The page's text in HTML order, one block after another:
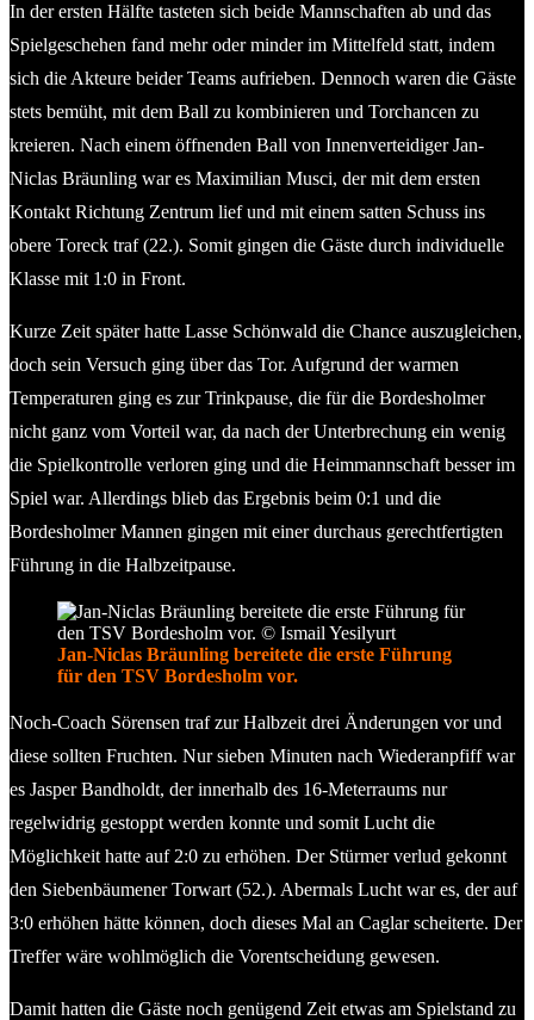
In der ersten Hälfte tasteten sich beide Mannschaften ab und das
Spielgeschehen fand mehr oder minder im Mittelfeld statt, indem
sich die Akteure beider Teams aufrieben. Dennoch waren die Gäste
stets bemüht, mit dem Ball zu kombinieren und Torchancen zu
kreieren. Nach einem öffnenden Ball von Innenverteidiger Jan-
Niclas Bräunling war es Maximilian Musci, der mit dem ersten
Kontakt Richtung Zentrum lief und mit einem satten Schuss ins
obere Toreck traf (22.). Somit gingen die Gäste durch individuelle
Klasse mit 1:0 in Front.
Kurze Zeit später hatte Lasse Schönwald die Chance auszugleichen,
doch sein Versuch ging über das Tor. Aufgrund der warmen
Temperaturen ging es zur Trinkpause, die für die Bordesholmer
nicht ganz vom Vorteil war, da nach der Unterbrechung ein wenig
die Spielkontrolle verloren ging und die Heimmannschaft besser im
Spiel war. Allerdings blieb das Ergebnis beim 0:1 und die
Bordesholmer Mannen gingen mit einer durchaus gerechtfertigten
Führung in die Halbzeitpause.
Jan-Niclas Bräunling bereitete die erste Führung
für den TSV Bordesholm vor.
Noch-Coach Sörensen traf zur Halbzeit drei Änderungen vor und
diese sollten Fruchten. Nur sieben Minuten nach Wiederanpfiff war
es Jasper Bandholdt, der innerhalb des 16-Meterraums nur
regelwidrig gestoppt werden konnte und somit Lucht die
Möglichkeit hatte auf 2:0 zu erhöhen. Der Stürmer verlud gekonnt
den Siebenbäumener Torwart (52.). Abermals Lucht war es, der auf
3:0 erhöhen hätte können, doch dieses Mal an Caglar scheiterte. Der
Treffer wäre wohlmöglich die Vorentscheidung gewesen.
Damit hatten die Gäste noch genügend Zeit etwas am Spielstand zu